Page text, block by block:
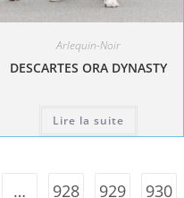
Arlequin-Noir
DESCARTES ORA DYNASTY
Lire la suite
… 928 929 930